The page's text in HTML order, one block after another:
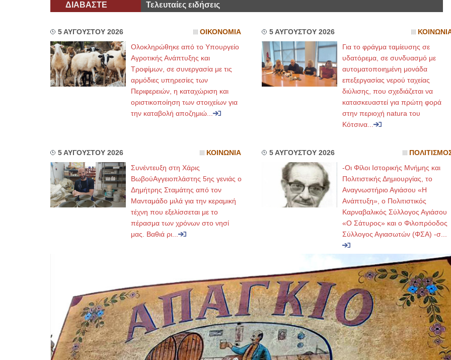
ΔΙΑΒΑΣΤΕ Τελευταίες ειδήσεις
5 ΑΥΓΟΥΣΤΟΥ 2026 ΟΙΚΟΝΟΜΙΑ
Ολοκληρώθηκε από το Υπουργείο
Αγροτικής Ανάπτυξης και
Τροφίμων, σε συνεργασία με τις
αρμόδιες υπηρεσίες των
Περιφερειών, η καταχώριση και
οριστικοποίηση των στοιχείων για
την καταβολή αποζημιώ...
5 ΑΥΓΟΥΣΤΟΥ 2026
Για το φράγμα ταμίευσης σε
υδατόρεμα, σε συνδυασμό με
αυτοματοποιημένη μονάδα
επεξεργασίας νερού ταχείας
διύλισης, που σχεδιάζεται να
κατασκευαστεί για πρώτη φορά
στην περιοχή natura του
Κότσινα...
5 ΑΥΓΟΥΣΤΟΥ 2026 ΚΟΙΝΩΝΙΑ
Συνέντευξη στη Χάρις
ΒωβούΑγγειοπλάστης 5ης γενιάς ο
Δημήτρης Σταμάτης από τον
Μανταμάδο μιλά για την κεραμική
τέχνη που εξελίσσεται με το
πέρασμα των χρόνων στο νησί
μας. Βαθιά ρι...
5 ΑΥΓΟΥΣΤΟΥ 2026
-Οι Φίλοι Ιστορικής Μνήμης και
Πολιτιστικής Δημιουργίας, το
Αναγνωστήριο Αγιάσου «Η
Ανάπτυξη», ο Πολιτιστικός
Καρναβαλικός Σύλλογος Αγιάσου
«Ο Σάτυρος» και ο Φιλοπρόοδος
Σύλλογος Αγιασωτών (ΦΣΑ) -σ...